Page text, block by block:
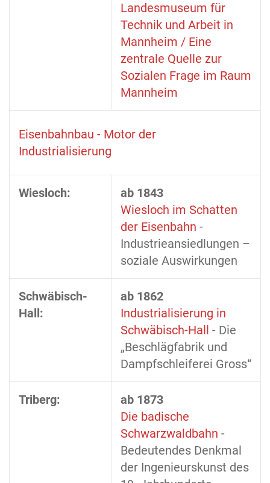
Landesmuseum für
Technik und Arbeit in
Mannheim / Eine
zentrale Quelle zur
Sozialen Frage im Raum
Mannheim
Eisenbahnbau - Motor der
Industrialisierung
Wiesloch:
ab 1843
Wiesloch im Schatten
der Eisenbahn -
Industrieansiedlungen –
soziale Auswirkungen
Schwäbisch-
Hall:
ab 1862
Industrialisierung in
Schwäbisch-Hall - Die
„Beschlägfabrik und
Dampfschleiferei Gross“
Triberg:
ab 1873
Die badische
Schwarzwaldbahn -
Bedeutendes Denkmal
der Ingenieurskunst des